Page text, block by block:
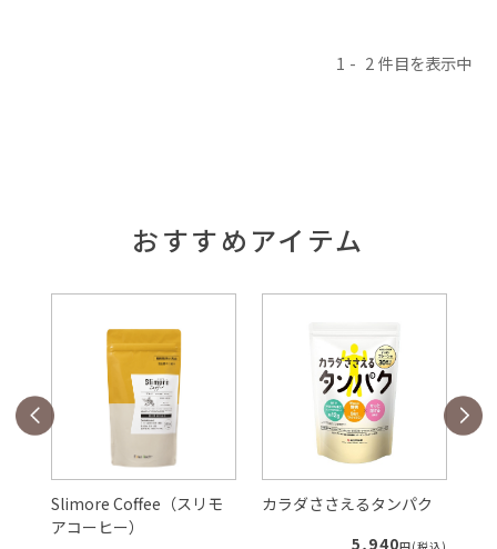
1 2
おすすめアイテム
Slimore Coffee（スリモ
アコーヒー）
カラダささえるタンパク
5,940